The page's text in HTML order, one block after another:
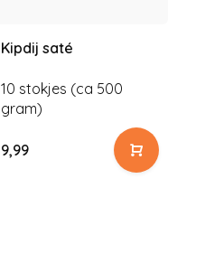
Kipdij saté
10 stokjes (ca 500
gram)
9,99